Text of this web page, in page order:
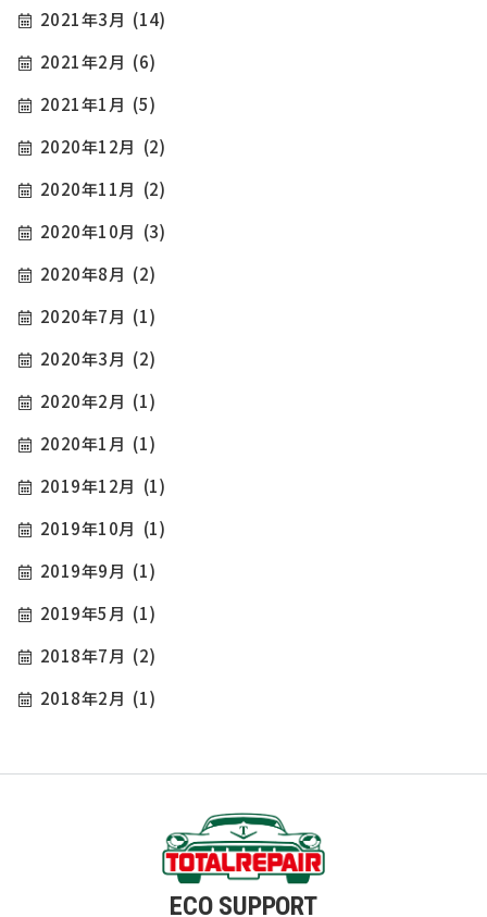
2021年3月 (14)
2021年2月 (6)
2021年1月 (5)
2020年12月 (2)
2020年11月 (2)
2020年10月 (3)
2020年8月 (2)
2020年7月 (1)
2020年3月 (2)
2020年2月 (1)
2020年1月 (1)
2019年12月 (1)
2019年10月 (1)
2019年9月 (1)
2019年5月 (1)
2018年7月 (2)
2018年2月 (1)
ECO SUPPORT